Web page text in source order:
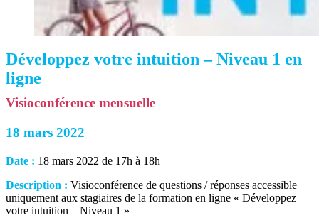
Développez votre intuition – Niveau 1 en
ligne
Visioconférence mensuelle
18 mars 2022
Date : 18 mars 2022 de 17h à 18h
Description : Visioconférence de questions / réponses accessible
uniquement aux stagiaires de la formation en ligne « Développez
votre intuition – Niveau 1 »